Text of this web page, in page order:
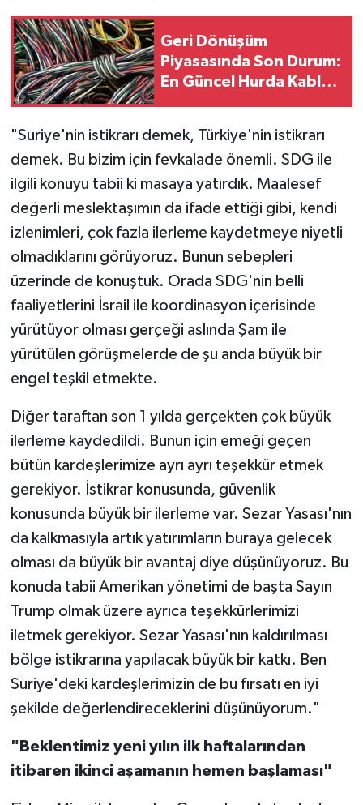
Geri Dönüşüm
Piyasasında Son Durum:
En Güncel Hurda Kablo,
"Suriye'nin istikrarı demek, Türkiye'nin istikrarı
demek. Bu bizim için fevkalade önemli. SDG ile
ilgili konuyu tabii ki masaya yatırdık. Maalesef
değerli meslektaşımın da ifade ettiği gibi, kendi
izlenimleri, çok fazla ilerleme kaydetmeye niyetli
olmadıklarını görüyoruz. Bunun sebepleri
üzerinde de konuştuk. Orada SDG'nin belli
faaliyetlerini İsrail ile koordinasyon içerisinde
yürütüyor olması gerçeği aslında Şam ile
yürütülen görüşmelerde de şu anda büyük bir
engel teşkil etmekte.
Diğer taraftan son 1 yılda gerçekten çok büyük
ilerleme kaydedildi. Bunun için emeği geçen
bütün kardeşlerimize ayrı ayrı teşekkür etmek
gerekiyor. İstikrar konusunda, güvenlik
konusunda büyük bir ilerleme var. Sezar Yasası'nın
da kalkmasıyla artık yatırımların buraya gelecek
olması da büyük bir avantaj diye düşünüyoruz. Bu
konuda tabii Amerikan yönetimi de başta Sayın
Trump olmak üzere ayrıca teşekkürlerimizi
iletmek gerekiyor. Sezar Yasası'nın kaldırılması
bölge istikrarına yapılacak büyük bir katkı. Ben
Suriye'deki kardeşlerimizin de bu fırsatı en iyi
şekilde değerlendireceklerini düşünüyorum."
"Beklentimiz yeni yılın ilk haftalarından
itibaren ikinci aşamanın hemen başlaması"